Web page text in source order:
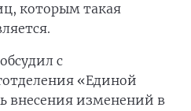
которым такая
обсудил с
«Единой
внесения изменений в